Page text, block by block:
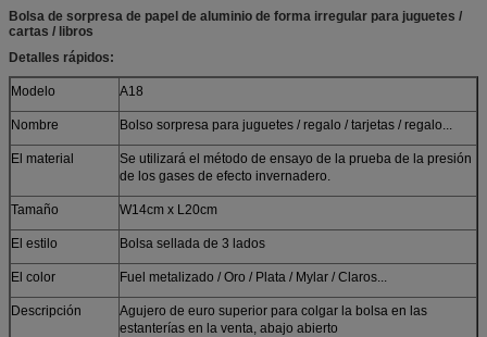
Bolsa de sorpresa de papel de aluminio de forma irregular para juguetes /
cartas / libros
Detalles rápidos:
Modelo A18
Nombre Bolso sorpresa para juguetes / regalo / tarjetas / regalo...
El material
Se utilizará el método de ensayo de la prueba de la presión
de los gases de efecto invernadero.
Tamaño W14cm x L20cm
El estilo Bolsa sellada de 3 lados
El color Fuel metalizado / Oro / Plata / Mylar / Claros...
Descripción
Agujero de euro superior para colgar la bolsa en las
estanterías en la venta, abajo abierto